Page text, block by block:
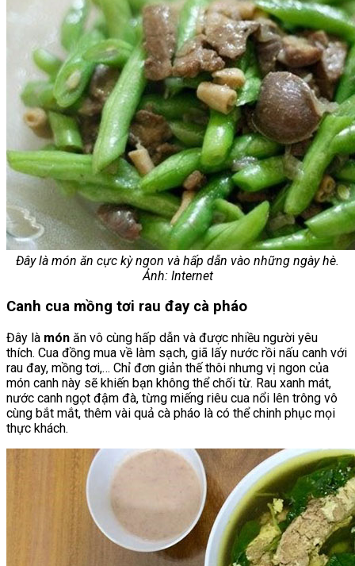
Đây là món ăn cực kỳ ngon và hấp dẫn vào những ngày hè.
Ảnh: Internet
Canh cua mồng tơi rau đay cà pháo
Đây là món ăn vô cùng hấp dẫn và được nhiều người yêu
thích. Cua đồng mua về làm sạch, giã lấy nước rồi nấu canh với
rau đay, mồng tơi,… Chỉ đơn giản thế thôi nhưng vị ngon của
món canh này sẽ khiến bạn không thể chối từ. Rau xanh mát,
nước canh ngọt đậm đà, từng miếng riêu cua nổi lên trông vô
cùng bắt mắt, thêm vài quả cà pháo là có thể chinh phục mọi
thực khách.